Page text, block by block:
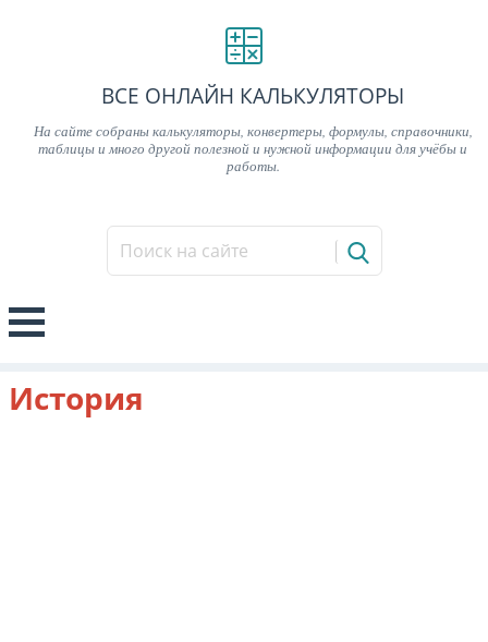
ВСЕ ОНЛАЙН КАЛЬКУЛЯТОРЫ
На сайте собраны калькуляторы, конвертеры, формулы, справочники,
таблицы и много другой полезной и нужной информации для учёбы и
работы.
История